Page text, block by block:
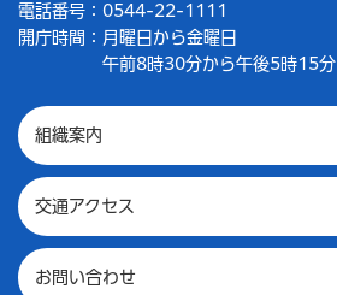
電話番号：0544-22-1111
開庁時間： 月曜日から金曜日
午前8時30分から午後5時15分
組織案内
交通アクセス
お問い合わせ